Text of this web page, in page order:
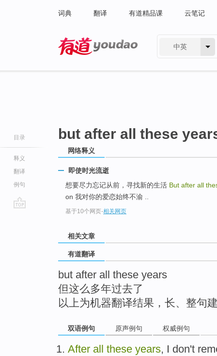
词典 翻译 有道精品课 云笔记
中英
目录
释义
翻译
例句
but after all these
网络释义
即使时光流逝
想要尽力忘记从前，寻找新的生活 But after all
on 我对你的爱恋始终不渝 ..
基于10个网页-相关网页
相关文章
有道翻译
but after all these years
但这么多年过去了
以上为机器翻译结果，长、整句
双语例句 原声例句 权威例句
After all these years, I don't